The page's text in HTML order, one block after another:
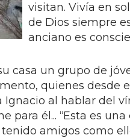
visitan. Vivía en
de Dios siempre
anciano es
casa un grupo de
quienes desde
al hablar del
para él... “Esta es
amigos como